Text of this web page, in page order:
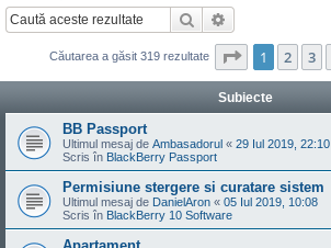
Căutare
Căutarea a găsit 319 rezultate Pagina din
1 2 3
Subiecte
BB Passport
Ultimul mesaj de Ambasadorul « 29 Iul 2019, 22:10
Scris în BlackBerry Passport
Permisiune stergere si curatare sistem
Ultimul mesaj de DanielAron « 05 Iul 2019, 10:08
Scris în BlackBerry 10 Software
Apartament